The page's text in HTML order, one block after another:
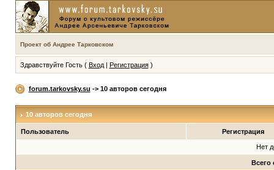
Проект об Андрее Тарковском
Здравствуйте Гость ( Вход| Регистрация)
forum.tarkovsky.su -> 10 авторов сегодня
10 авторов сегодня
Пользователь Регистрация
Нет
Всего